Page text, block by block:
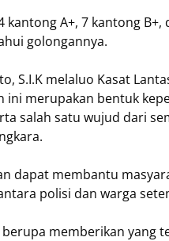
A+, 7 kantong B+,
golongannya.
S.I.K melaluo Kasat
ini merupakan bentuk
salah satu wujud dari
dapat membantu
polisi dan warga
memberikan yang